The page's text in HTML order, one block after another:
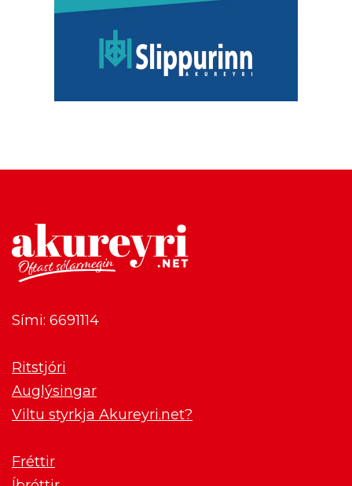
Sími: 6691114
Ritstjóri
Auglýsingar
Viltu styrkja Akureyri.net?
Fréttir